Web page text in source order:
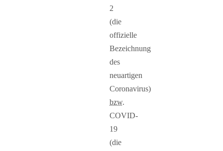
2
(die
offizielle
Bezeichnung
des
neuartigen
Coronavirus)
bzw.
COVID-
19
(die